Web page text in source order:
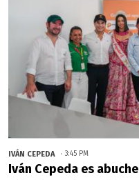
IVÁN CEPEDA 3:45 PM
Iván Cepeda es